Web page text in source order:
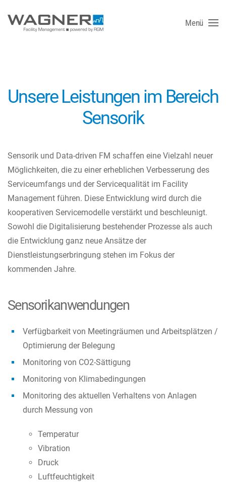
Skip to main content
Menü
Unsere Leistungen im Bereich
Sensorik
Sensorik und Data-driven FM schaffen eine Vielzahl neuer
Möglichkeiten, die zu einer erheblichen Verbesserung des
Serviceumfangs und der Servicequalität im Facility
Management führen. Diese Entwicklung wird durch die
kooperativen Servicemodelle verstärkt und beschleunigt.
Sowohl die Digitalisierung bestehender Prozesse als auch
die Entwicklung ganz neue Ansätze der
Dienstleistungserbringung stehen im Fokus der
kommenden Jahre.
Sensorikanwendungen
Verfügbarkeit von Meetingräumen und Arbeitsplätzen /
Optimierung der Belegung
Monitoring von CO2-Sättigung
Monitoring von Klimabedingungen
Monitoring des aktuellen Verhaltens von Anlagen
durch Messung von
Temperatur
Vibration
Druck
Luftfeuchtigkeit